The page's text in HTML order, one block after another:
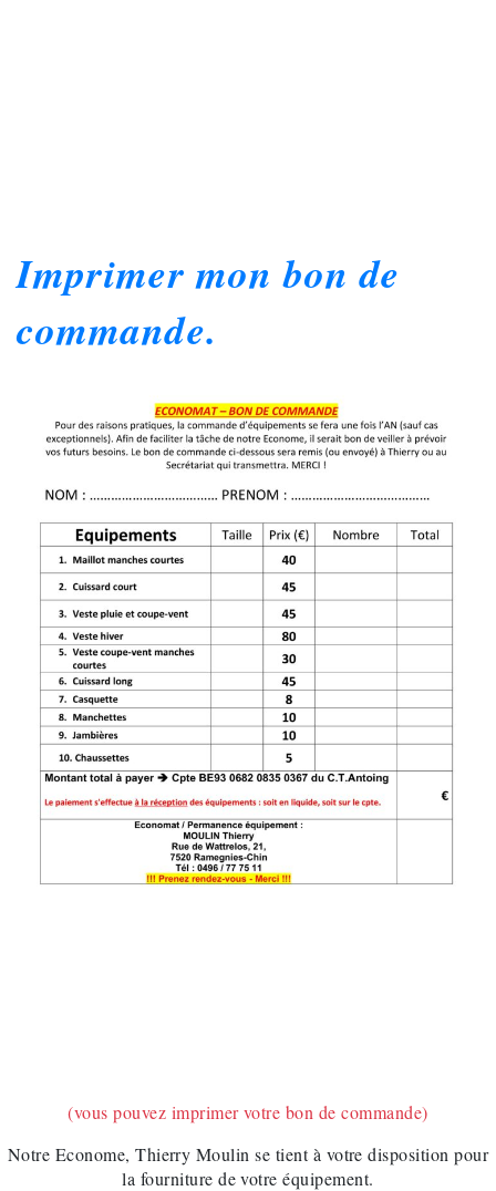
Imprimer mon bon de
commande.
(vous pouvez imprimer votre bon de commande)
Notre Econome, Thierry Moulin se tient à votre disposition pour
la fourniture de votre équipement.